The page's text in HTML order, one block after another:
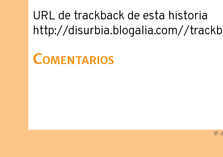
URL de trackback de esta historia
http://disurbia.blogalia.com//
Comentarios
@